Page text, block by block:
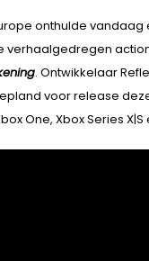
onthulde vandaag
verhaalgedregen
. Ontwikkelaar
voor release
One, Xbox Series